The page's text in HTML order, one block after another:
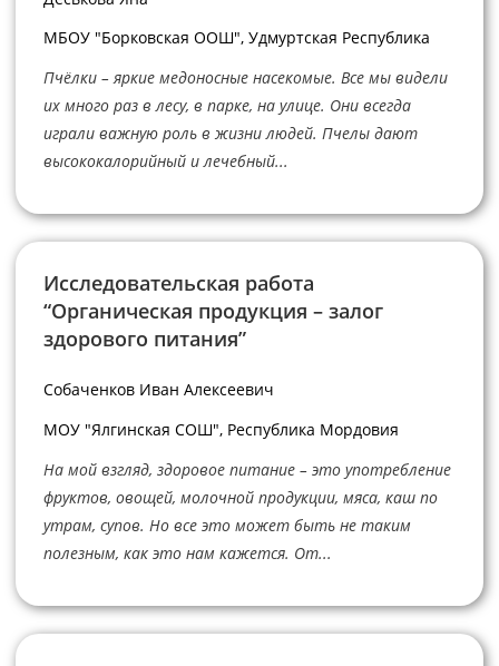
МБОУ "Борковская ООШ", Удмуртская Республика
Пчёлки – яркие медоносные насекомые. Все мы видели
их много раз в лесу, в парке, на улице. Они всегда
играли важную роль в жизни людей. Пчелы дают
высококалорийный и лечебный...
Исследовательская работа
“Органическая продукция – залог
здорового питания”
Собаченков Иван Алексеевич
МОУ "Ялгинская СОШ", Республика Мордовия
На мой взгляд, здоровое питание – это употребление
фруктов, овощей, молочной продукции, мяса, каш по
утрам, супов. Но все это может быть не таким
полезным, как это нам кажется. От...